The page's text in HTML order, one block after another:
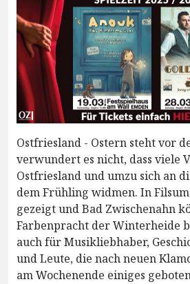
Ostfriesland - Ostern steht vor
verwundert es nicht, dass viele
Ostfriesland und umzu sich an
dem Frühling widmen. In
gezeigt und Bad Zwischenahn
Farbenpracht der Winterheide
auch für Musikliebhaber,
und Leute, die nach neuen
am Wochenende einiges